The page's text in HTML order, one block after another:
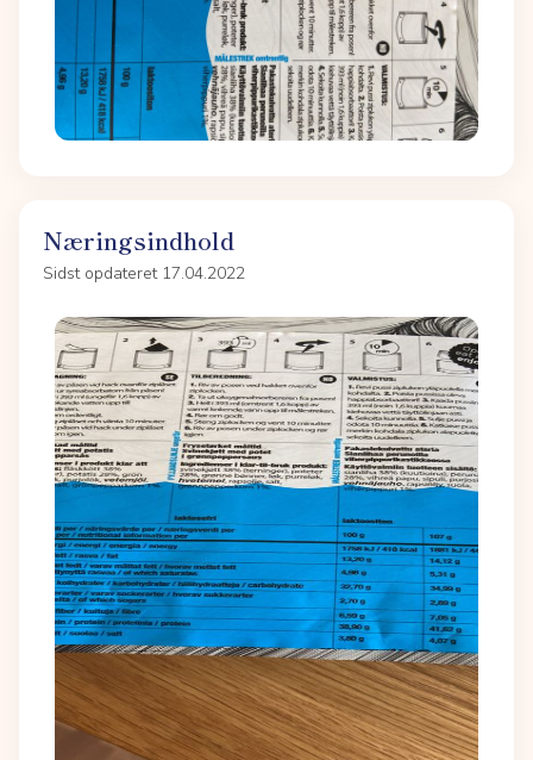
Næringsindhold
Sidst opdateret 17.04.2022